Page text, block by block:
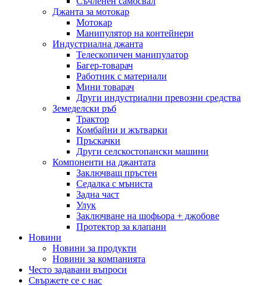
Джанта за мотокар
Мотокар
Манипулятор на контейнери
Индустриална джанта
Телескопичен манипулатор
Багер-товарач
Работник с материали
Мини товарач
Други индустриални превозни средства
Земеделски ръб
Трактор
Комбайни и жътварки
Пръскачки
Други селскостопански машини
Компоненти на джантата
Заключващ пръстен
Седалка с мъниста
Задна част
Улук
Заключване на шофьора + джобове
Протектор за клапани
Новини
Новини за продукти
Новини за компанията
Често задавани въпроси
Свържете се с нас